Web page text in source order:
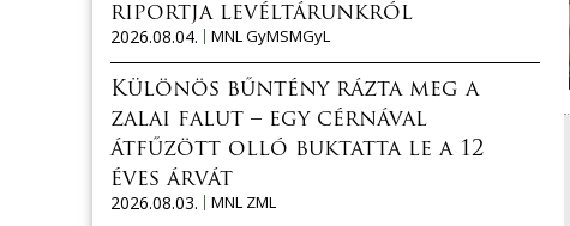
riportja levéltárunkról
2026.08.04.
MNL GyMSMGyL
Különös bűntény rázta meg a
zalai falut – egy cérnával
átfűzött olló buktatta le a 12
éves árvát
2026.08.03.
MNL ZML